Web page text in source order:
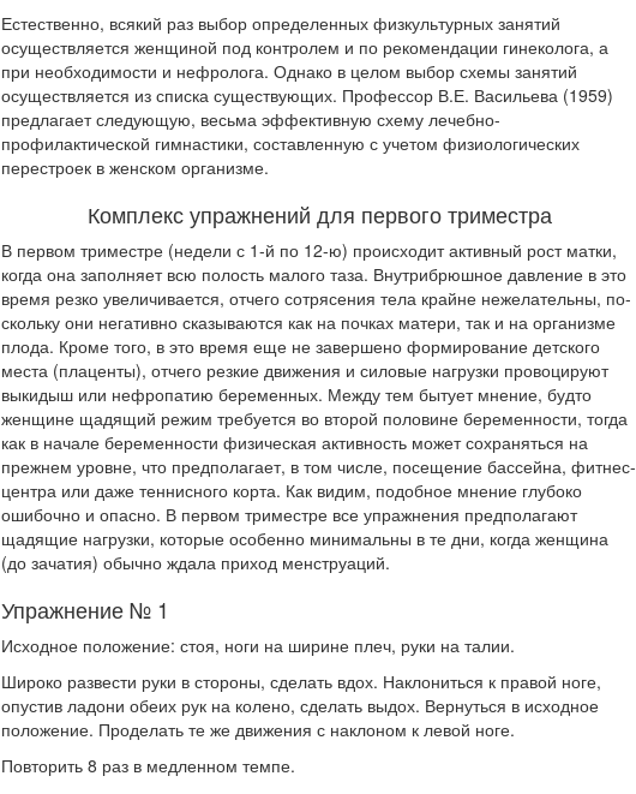
Естественно, всякий раз выбор определенных физкуль­турных занятий
осуществляется женщиной под контролем и по рекомендации гинеколога, а
при необходимости и нефро­лога. Однако в целом выбор схемы занятий
осуществляется из списка существующих. Профессор В.Е. Васильева (1959)
предлагает следующую, весьма эффективную схему лечебно-
профилактической гимнастики, составленную с учетом физиологических
перестроек в женском организме.
Комплекс упражнений для первого триместра
В первом триместре (недели с 1-й по 12-ю) происходит активный рост матки,
когда она заполняет всю полость мало­го таза. Внутрибрюшное давление в это
время резко увели­чивается, отчего сотрясения тела крайне нежелательны, по­
скольку они негативно сказываются как на почках матери, так и на организме
плода. Кроме того, в это время еще не за­вершено формирование детского
места (плаценты), отчего резкие движения и силовые нагрузки провоцируют
выкидыш или нефропатию беременных. Между тем бытует мне­ние, будто
женщине щадящий режим требуется во второй половине беременности, тогда
как в начале беременности физическая активность может сохраняться на
прежнем уров­не, что предполагает, в том числе, посещение бассейна, фитнес-
центра или даже теннисного корта. Как видим, по­добное мнение глубоко
ошибочно и опасно. В первом триме­стре все упражнения предполагают
щадящие нагрузки, кото­рые особенно минимальны в те дни, когда женщина
(до зача­тия) обычно ждала приход менструаций.
Упражнение № 1
Исходное положение: стоя, ноги на ширине плеч, руки на талии.
Широко развести руки в стороны, сделать вдох. Накло­ниться к правой ноге,
опустив ладони обеих рук на колено, сделать выдох. Вернуться в исходное
положение. Проделать те же движения с наклоном к левой ноге.
Повторить 8 раз в медленном темпе.